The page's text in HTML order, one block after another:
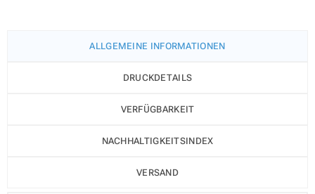
ALLGEMEINE INFORMATIONEN
DRUCKDETAILS
VERFÜGBARKEIT
NACHHALTIGKEITSINDEX
VERSAND